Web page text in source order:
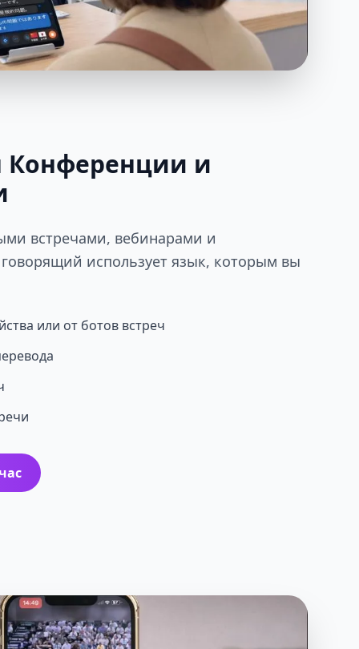
Конференции и
встречами, вебинарами и
использует язык, которым вы
или от ботов встреч